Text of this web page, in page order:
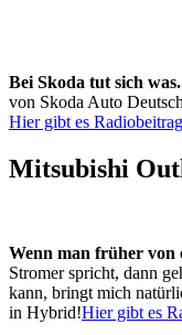
Bei Skoda tut sich was.
von Skoda Auto
Hier gibt es
Mitsubishi
Wenn man früher von
Stromer spricht, dann
kann, bringt mich
in Hybrid!Hier gibt es